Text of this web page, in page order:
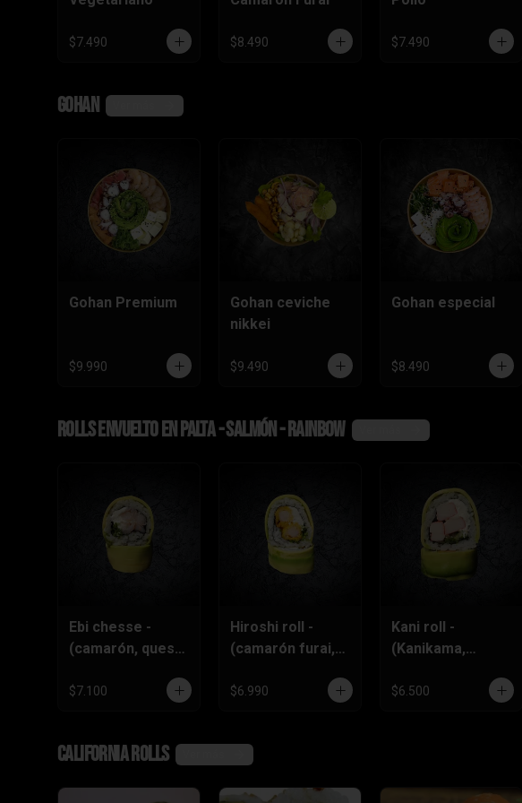
$7.490 $8.490 $7.490
Gohan
Gohan Premium
$9.990
Gohan ceviche
nikkei
$9.490
Gohan especial
$8.490
Rolls envuelto en palta - salmón - rainbow
Ebi chesse -
(camarón, queso
ciboulette)
$7.100
Hiroshi roll -
(camarón furai,
ciboulette)
$6.990
Kani roll -
(Kanikama,
crema,cebollin)
$6.500
California rolls